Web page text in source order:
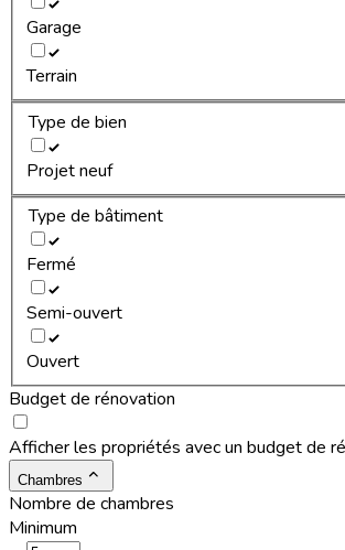
Garage
Terrain
Type de bien
Projet neuf
Type de bâtiment
Fermé
Semi-ouvert
Ouvert
Budget de rénovation
Afficher les propriétés avec un budget de
Chambres
Nombre de chambres
Minimum